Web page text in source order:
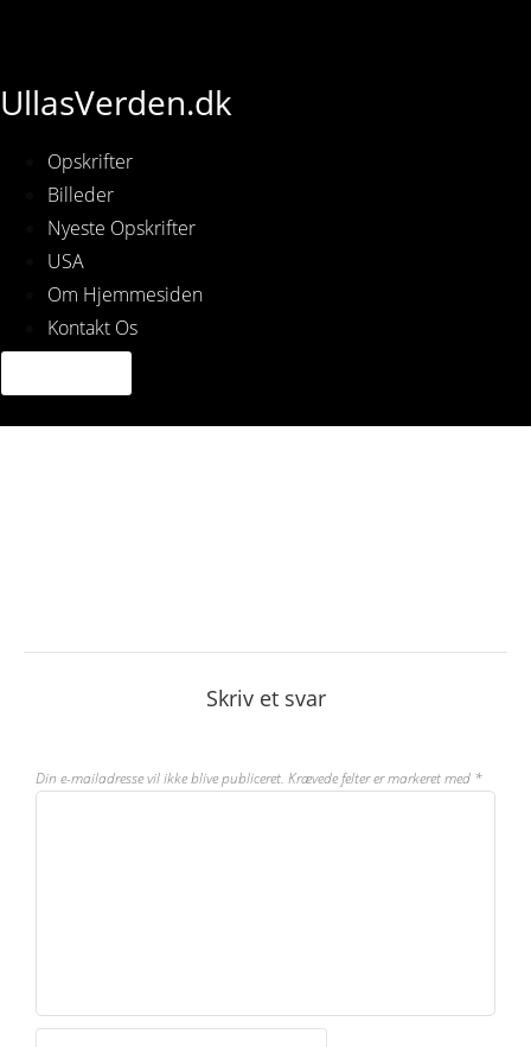
UllasVerden.dk
Opskrifter
Billeder
Nyeste Opskrifter
USA
Om Hjemmesiden
Kontakt Os
Skriv et svar
Din e-mailadresse vil ikke blive publiceret. Krævede felter er markeret med *